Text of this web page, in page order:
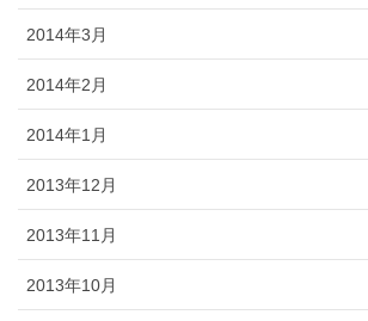
2014年3月
2014年2月
2014年1月
2013年12月
2013年11月
2013年10月